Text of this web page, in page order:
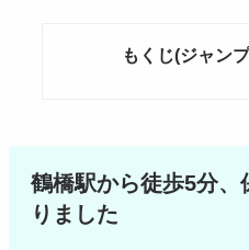
もくじ(ジャン
鶴橋駅から徒歩5分、
りました